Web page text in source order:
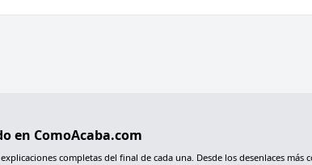
en ComoAcaba.com
completas del final de cada una. Desde los desenlaces más